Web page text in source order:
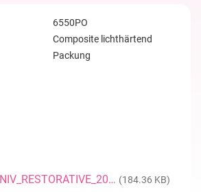
6550PO
Composite lichthärtend
Packung
SDB_FILTEK_UNIV_RESTORATIVE_20191017_DE (184.36 KB)